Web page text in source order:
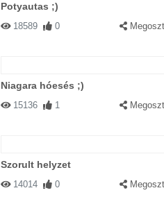
Potyautas ;)
18589 0
Niagara hóesés ;)
15136 1
Szorult helyzet
14014 0